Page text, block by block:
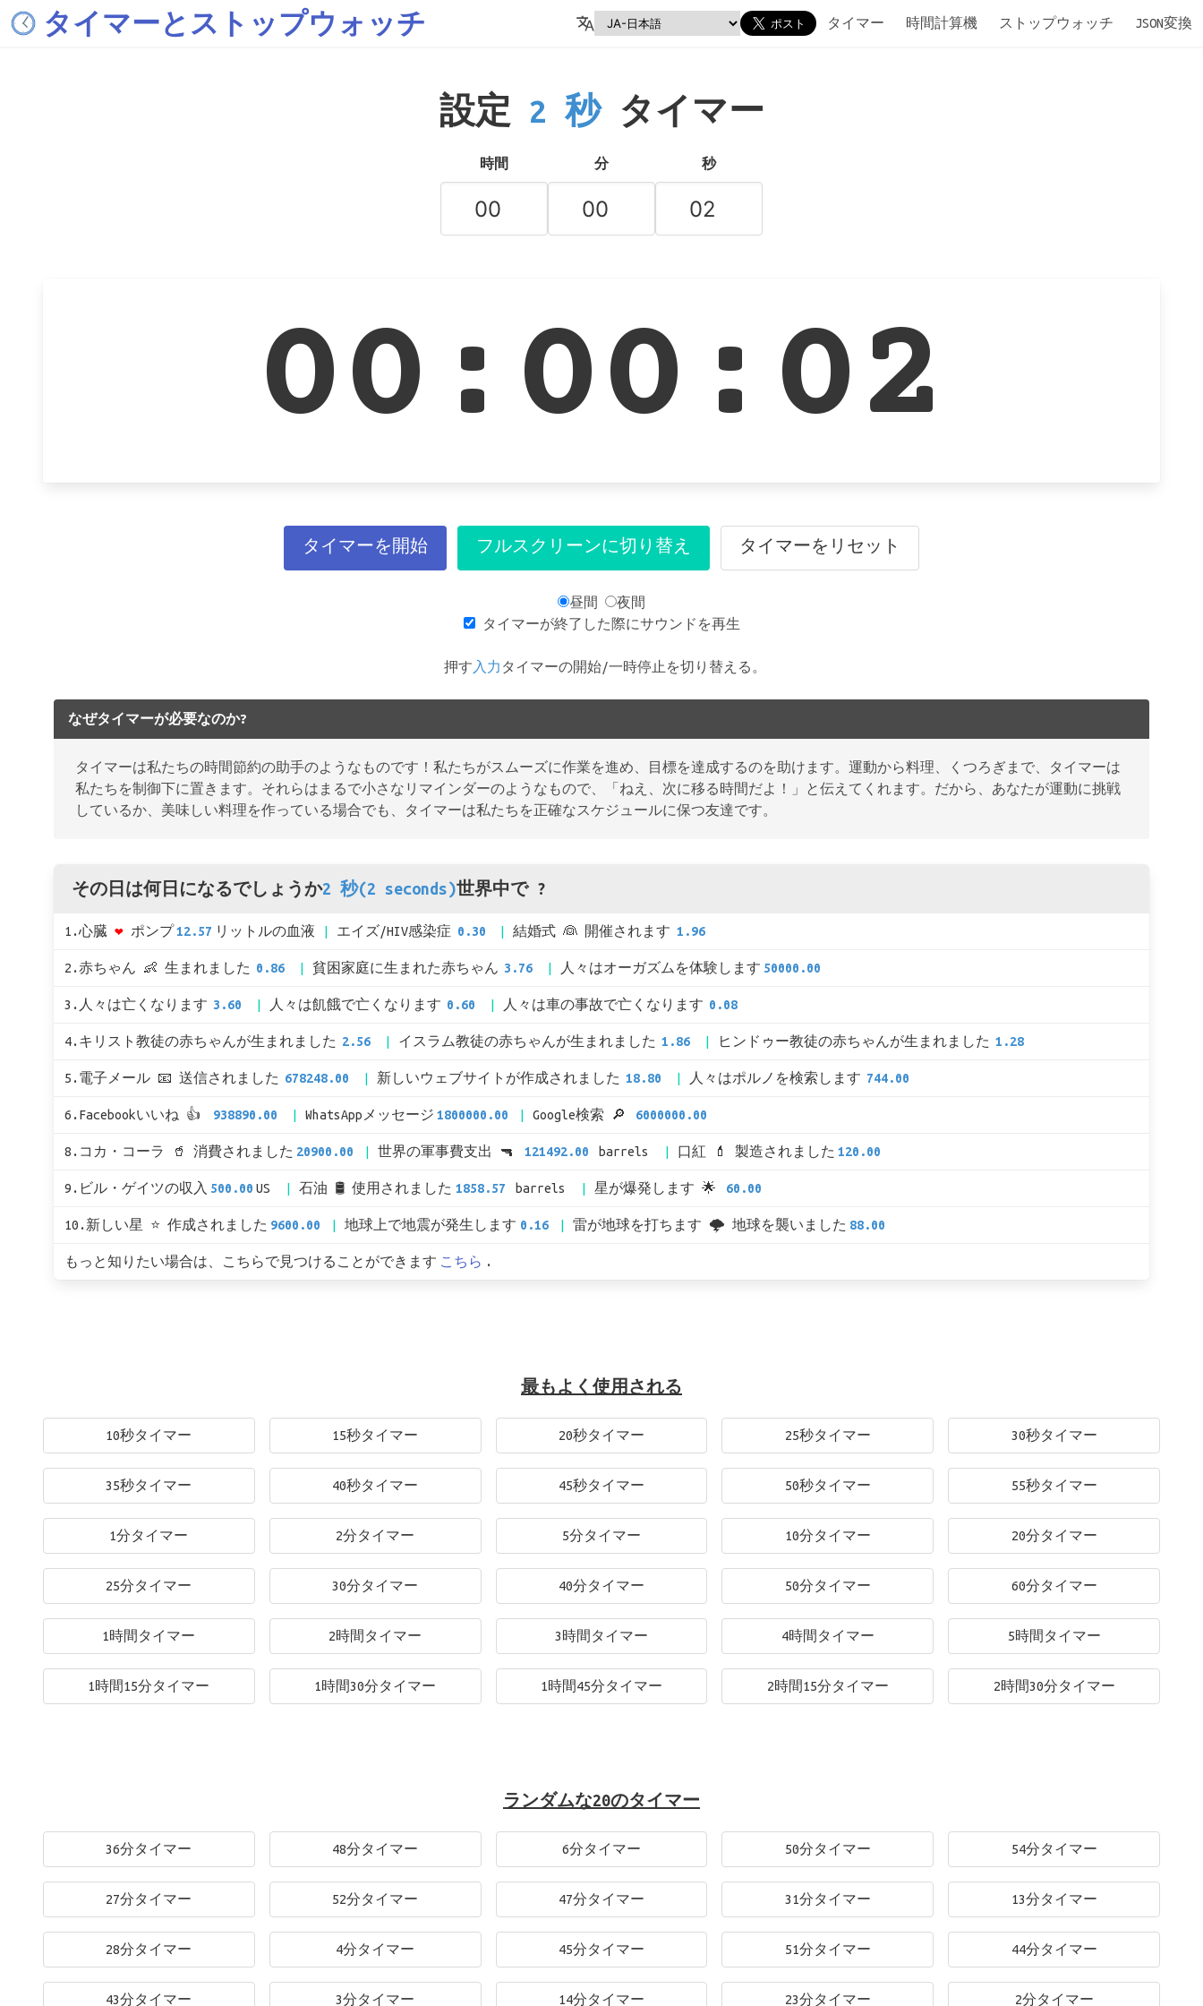
タイマーとストップウォッチ タイマー 時間計算機 ストップウォッチ JSON変換
設定 2 秒 タイマー
時間 分 秒
00:00:02
タイマーを開始 フルスクリーンに切り替え タイマーをリセット
昼間
夜間
タイマーが終了した際にサウンドを再生
押す 入力 タイマーの開始/一時停止を切り替える。
なぜタイマーが必要なのか?
タイマーは私たちの時間節約の助手のようなものです！私たちがスムーズに作業を進め、目標を達成するのを助けます。運動から料理、くつろぎまで、タイマーは
私たちを制御下に置きます。それらはまるで小さなリマインダーのようなもので、「ねえ、次に移る時間だよ！」と伝えてくれます。だから、あなたが運動に挑戦
しているか、美味しい料理を作っている場合でも、タイマーは私たちを正確なスケジュールに保つ友達です。
その日は何日になるでしょうか2 秒(2 seconds)世界中で ?
1.心臓 ❤ ポンプ12.57 リットルの血液 エイズ/HIV感染症 0.30 結婚式 👰 開催されます 1.96
2.赤ちゃん 👶 生まれました 0.86 貧困家庭に生まれた赤ちゃん 3.76 人々はオーガズムを体験します 50000.00
3.人々は亡くなります 3.60 人々は飢餓で亡くなります 0.60 人々は車の事故で亡くなります 0.08
4.キリスト教徒の赤ちゃんが生まれました 2.56 イスラム教徒の赤ちゃんが生まれました 1.86 ヒンドゥー教徒の赤ちゃんが生まれました 1.28
5.電子メール 📧 送信されました 678248.00 新しいウェブサイトが作成されました 18.80 人々はポルノを検索します 744.00
6.Facebookいいね 👍 938890.00 WhatsAppメッセージ 1800000.00 Google検索 🔎 6000000.00
8.コカ・コーラ 🥤 消費されました 20900.00 世界の軍事費支出 🔫 121492.00 barrels 口紅 💄 製造されました 120.00
9.ビル・ゲイツの収入 500.00 US 石油 🛢 使用されました 1858.57 barrels 星が爆発します 🌟 60.00
10.新しい星 ⭐ 作成されました 9600.00 地球上で地震が発生します 0.16 雷が地球を打ちます 🌩 地球を襲いました 88.00
もっと知りたい場合は、こちらで見つけることができます こちら .
最もよく使用される
10秒タイマー 15秒タイマー 20秒タイマー 25秒タイマー 30秒タイマー
35秒タイマー 40秒タイマー 45秒タイマー 50秒タイマー 55秒タイマー
1分タイマー 2分タイマー 5分タイマー 10分タイマー 20分タイマー
25分タイマー 30分タイマー 40分タイマー 50分タイマー 60分タイマー
1時間タイマー 2時間タイマー 3時間タイマー 4時間タイマー 5時間タイマー
1時間15分タイマー 1時間30分タイマー 1時間45分タイマー 2時間15分タイマー 2時間30分タイマー
ランダムな20のタイマー
36分タイマー 48分タイマー 6分タイマー 50分タイマー 54分タイマー
27分タイマー 52分タイマー 47分タイマー 31分タイマー 13分タイマー
28分タイマー 4分タイマー 45分タイマー 51分タイマー 44分タイマー
43分タイマー 3分タイマー 14分タイマー 23分タイマー 2分タイマー